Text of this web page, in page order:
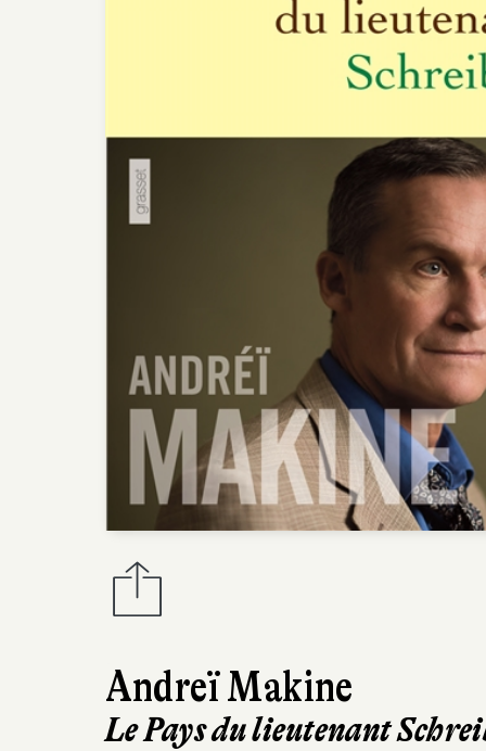
Andreï Makine
Le Pays du lieutenant